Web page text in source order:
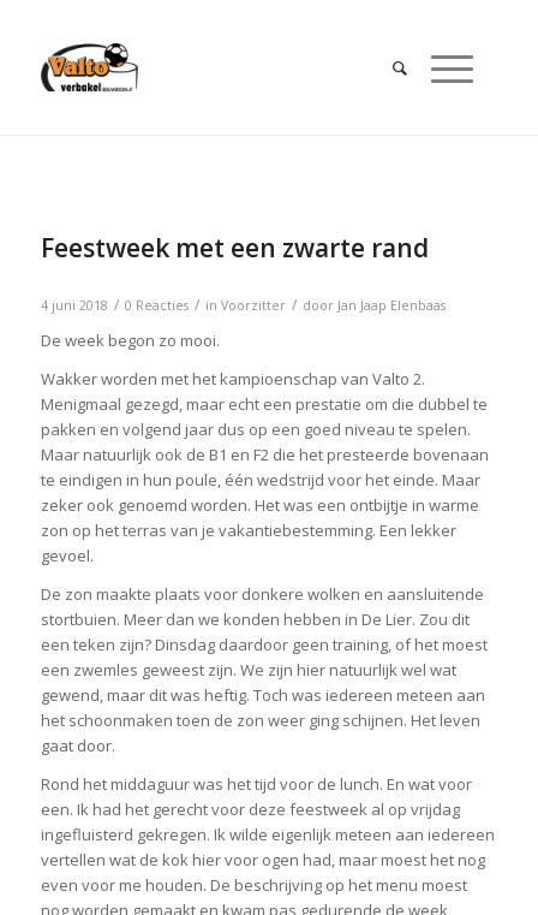
Feestweek met een zwarte rand
4 juni 2018 / 0 Reacties / in Voorzitter / door Jan Jaap Elenbaas
De week begon zo mooi.
Wakker worden met het kampioenschap van Valto 2.
Menigmaal gezegd, maar echt een prestatie om die dubbel te
pakken en volgend jaar dus op een goed niveau te spelen.
Maar natuurlijk ook de B1 en F2 die het presteerde bovenaan
te eindigen in hun poule, één wedstrijd voor het einde. Maar
zeker ook genoemd worden. Het was een ontbijtje in warme
zon op het terras van je vakantiebestemming. Een lekker
gevoel.
De zon maakte plaats voor donkere wolken en aansluitende
stortbuien. Meer dan we konden hebben in De Lier. Zou dit
een teken zijn? Dinsdag daardoor geen training, of het moest
een zwemles geweest zijn. We zijn hier natuurlijk wel wat
gewend, maar dit was heftig. Toch was iedereen meteen aan
het schoonmaken toen de zon weer ging schijnen. Het leven
gaat door.
Rond het middaguur was het tijd voor de lunch. En wat voor
een. Ik had het gerecht voor deze feestweek al op vrijdag
ingefluisterd gekregen. Ik wilde eigenlijk meteen aan iedereen
vertellen wat de kok hier voor ogen had, maar moest het nog
even voor me houden. De beschrijving op het menu moest
nog worden gemaakt en kwam pas gedurende de week